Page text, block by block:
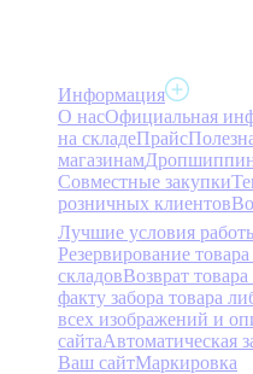
Информация
О насОфициальная
на складеПрайс
магазинам
Совместные закупки
розничных клиентов
Лучшие условия
Резервирование
складовВозврат
факту забора товара
всех изображений и
сайтаАвтоматическая
Ваш сайтМаркировка